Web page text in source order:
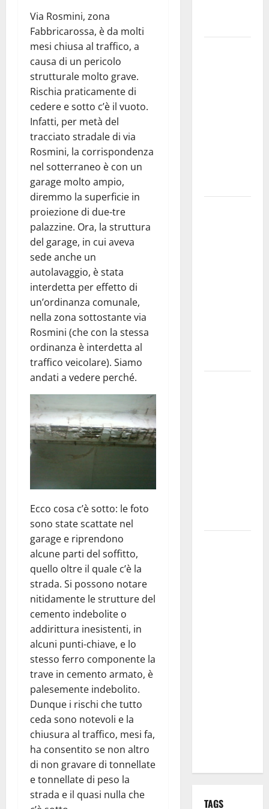
Via Rosmini, zona
Fabbricarossa, è da molti
mesi chiusa al traffico, a
causa di un pericolo
strutturale molto grave.
Rischia praticamente di
cedere e sotto c’è il vuoto.
Infatti, per metà del
tracciato stradale di via
Rosmini, la corrispondenza
nel sotterraneo è con un
garage molto ampio,
diremmo la superficie in
proiezione di due-tre
palazzine. Ora, la struttura
del garage, in cui aveva
sede anche un
autolavaggio, è stata
interdetta per effetto di
un’ordinanza comunale,
nella zona sottostante via
Rosmini (che con la stessa
ordinanza è interdetta al
traffico veicolare). Siamo
andati a vedere perché.
Ecco cosa c’è sotto: le foto
sono state scattate nel
garage e riprendono
alcune parti del soffitto,
quello oltre il quale c’è la
strada. Si possono notare
nitidamente le strutture del
cemento indebolite o
addirittura inesistenti, in
alcuni punti-chiave, e lo
stesso ferro componente la
trave in cemento armato, è
palesemente indebolito.
Dunque i rischi che tutto
ceda sono notevoli e la
chiusura al traffico, mesi fa,
ha consentito se non altro
di non gravare di tonnellate
e tonnellate di peso la
strada e il quasi nulla che
TAGS